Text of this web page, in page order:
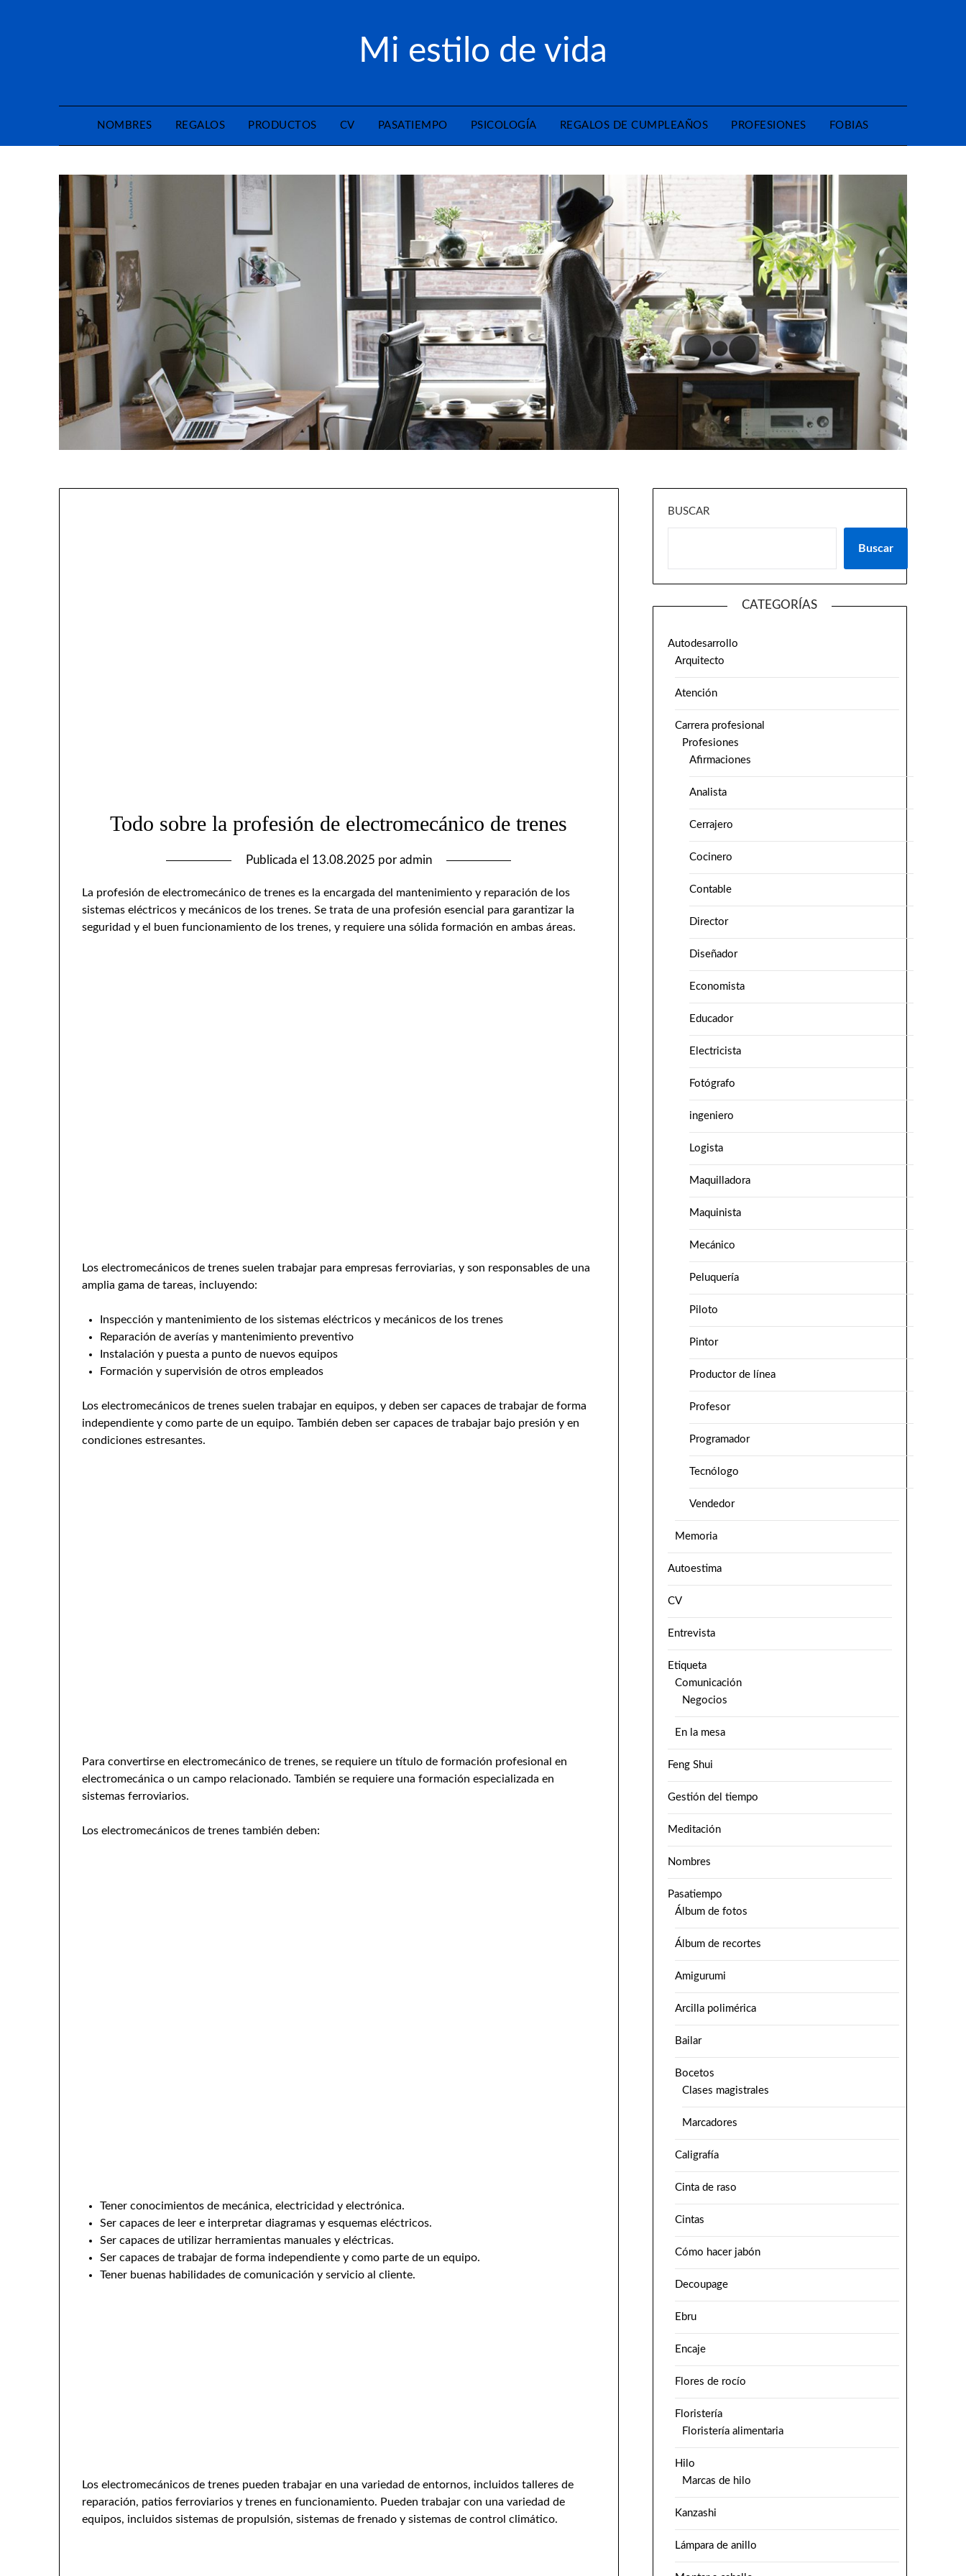
Mi estilo de vida
NOMBRES REGALOS PRODUCTOS CV PASATIEMPO PSICOLOGÍA REGALOS DE CUMPLEAÑOS PROFESIONES FOBIAS
Todo sobre la profesión de electromecánico de trenes
Publicada el 13.08.2025 por admin
La profesión de electromecánico de trenes es la encargada del mantenimiento y reparación de los
sistemas eléctricos y mecánicos de los trenes. Se trata de una profesión esencial para garantizar la
seguridad y el buen funcionamiento de los trenes, y requiere una sólida formación en ambas áreas.
Los electromecánicos de trenes suelen trabajar para empresas ferroviarias, y son responsables de una
amplia gama de tareas, incluyendo:
Inspección y mantenimiento de los sistemas eléctricos y mecánicos de los trenes
Reparación de averías y mantenimiento preventivo
Instalación y puesta a punto de nuevos equipos
Formación y supervisión de otros empleados
Los electromecánicos de trenes suelen trabajar en equipos, y deben ser capaces de trabajar de forma
independiente y como parte de un equipo. También deben ser capaces de trabajar bajo presión y en
condiciones estresantes.
Para convertirse en electromecánico de trenes, se requiere un título de formación profesional en
electromecánica o un campo relacionado. También se requiere una formación especializada en
sistemas ferroviarios.
Los electromecánicos de trenes también deben:
Tener conocimientos de mecánica, electricidad y electrónica.
Ser capaces de leer e interpretar diagramas y esquemas eléctricos.
Ser capaces de utilizar herramientas manuales y eléctricas.
Ser capaces de trabajar de forma independiente y como parte de un equipo.
Tener buenas habilidades de comunicación y servicio al cliente.
Los electromecánicos de trenes pueden trabajar en una variedad de entornos, incluidos talleres de
reparación, patios ferroviarios y trenes en funcionamiento. Pueden trabajar con una variedad de
equipos, incluidos sistemas de propulsión, sistemas de frenado y sistemas de control climático.
BUSCAR
Buscar
CATEGORÍAS
Autodesarrollo
Arquitecto
Atención
Carrera profesional
Profesiones
Afirmaciones
Analista
Cerrajero
Cocinero
Contable
Director
Diseñador
Economista
Educador
Electricista
Fotógrafo
ingeniero
Logista
Maquilladora
Maquinista
Mecánico
Peluquería
Piloto
Pintor
Productor de línea
Profesor
Programador
Tecnólogo
Vendedor
Memoria
Autoestima
CV
Entrevista
Etiqueta
Comunicación
Negocios
En la mesa
Feng Shui
Gestión del tiempo
Meditación
Nombres
Pasatiempo
Álbum de fotos
Álbum de recortes
Amigurumi
Arcilla polimérica
Bailar
Bocetos
Clases magistrales
Marcadores
Caligrafía
Cinta de raso
Cintas
Cómo hacer jabón
Decoupage
Ebru
Encaje
Flores de rocío
Floristería
Floristería alimentaria
Hilo
Marcas de hilo
Kanzashi
Lámpara de anillo